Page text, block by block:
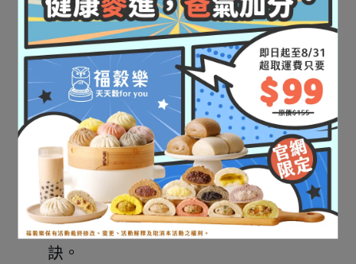
        秉持職人精神，控管每個環節，
為讓麵皮更有嚼勁，採用獨家『千層
覆折壓麵工法』壓製出Q彈紮實的麵
皮，使用自製老麵並置於發酵室讓麵
糰在精準的濕度及溫度下延時發酵，
其中IQF急凍技術更是我們領先業界
的投入，將高溫高壓蒸炊熱騰騰出爐
的包子，立即送進-40度C冷凍室中，
凍結包子最鮮美的瞬間，這也是福穀
樂包子退冰後不回蒸可即食的美味秘
訣。